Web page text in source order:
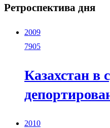
Ретроспектива дня
2009
7905
Казахстан в
2010